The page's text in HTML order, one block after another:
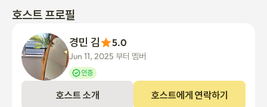
시기 바랍니다.
⚠️ 상기 조건을 위반하면 환불 없이 즉시 계약이 해지될 수 있으며,
보증금은 반환되지 않습니다.
호스트 프로필
경민 김 5.0
Jun 11, 2025 부터 멤버
인증
호스트 소개 호스트에게 연락하기